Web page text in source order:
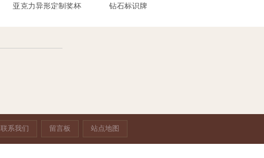
亚克力异形定制奖杯 钻石标识牌
联系我们 留言板 站点地图